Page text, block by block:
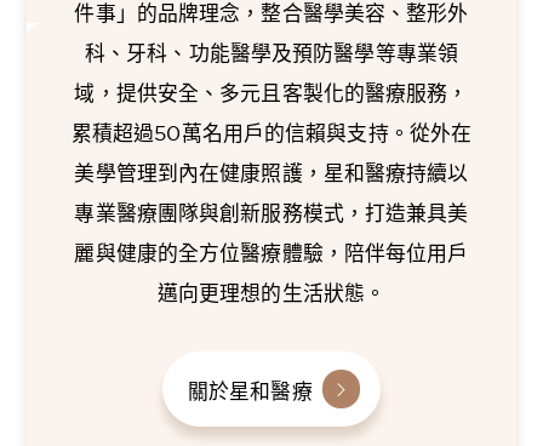
件事」的品牌理念，整合醫學美容、整形外
科、牙科、功能醫學及預防醫學等專業領
域，提供安全、多元且客製化的醫療服務，
累積超過50萬名用戶的信賴與支持。從外在
美學管理到內在健康照護，星和醫療持續以
專業醫療團隊與創新服務模式，打造兼具美
麗與健康的全方位醫療體驗，陪伴每位用戶
邁向更理想的生活狀態。
關於星和醫療